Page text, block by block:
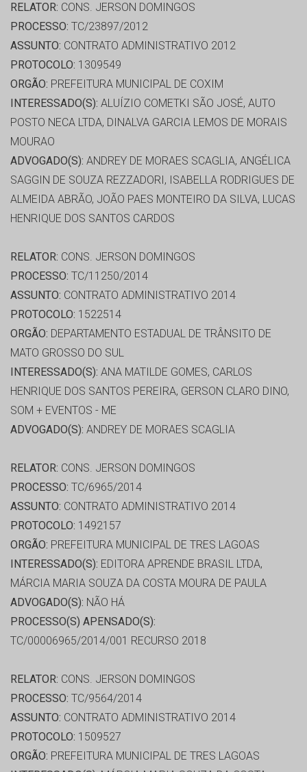
RELATOR: CONS. JERSON DOMINGOS
PROCESSO: TC/23897/2012
ASSUNTO: CONTRATO ADMINISTRATIVO 2012
PROTOCOLO: 1309549
ORGÃO: PREFEITURA MUNICIPAL DE COXIM
INTERESSADO(S): ALUÍZIO COMETKI SÃO JOSÉ, AUTO
POSTO NECA LTDA, DINALVA GARCIA LEMOS DE MORAIS
MOURAO
ADVOGADO(S): ANDREY DE MORAES SCAGLIA, ANGÉLICA
SAGGIN DE SOUZA REZZADORI, ISABELLA RODRIGUES DE
ALMEIDA ABRÃO, JOÃO PAES MONTEIRO DA SILVA, LUCAS
HENRIQUE DOS SANTOS CARDOS
RELATOR: CONS. JERSON DOMINGOS
PROCESSO: TC/11250/2014
ASSUNTO: CONTRATO ADMINISTRATIVO 2014
PROTOCOLO: 1522514
ORGÃO: DEPARTAMENTO ESTADUAL DE TRÂNSITO DE
MATO GROSSO DO SUL
INTERESSADO(S): ANA MATILDE GOMES, CARLOS
HENRIQUE DOS SANTOS PEREIRA, GERSON CLARO DINO,
SOM + EVENTOS - ME
ADVOGADO(S): ANDREY DE MORAES SCAGLIA
RELATOR: CONS. JERSON DOMINGOS
PROCESSO: TC/6965/2014
ASSUNTO: CONTRATO ADMINISTRATIVO 2014
PROTOCOLO: 1492157
ORGÃO: PREFEITURA MUNICIPAL DE TRES LAGOAS
INTERESSADO(S): EDITORA APRENDE BRASIL LTDA,
MÁRCIA MARIA SOUZA DA COSTA MOURA DE PAULA
ADVOGADO(S): NÃO HÁ
PROCESSO(S) APENSADO(S):
TC/00006965/2014/001 RECURSO 2018
RELATOR: CONS. JERSON DOMINGOS
PROCESSO: TC/9564/2014
ASSUNTO: CONTRATO ADMINISTRATIVO 2014
PROTOCOLO: 1509527
ORGÃO: PREFEITURA MUNICIPAL DE TRES LAGOAS